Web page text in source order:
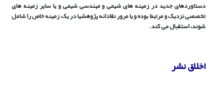
دستاوردهای جدید در زمینه ­های شیمی و مهندسی شیمی و یا سایر زمینه­ های
تخصصی نزدیک و مرتبط بوده و یا مرور نقادانه پژوهش­ها در یک زمینه خاص را شامل
شوند، استقبال می­ کند.
اخلاق نشر